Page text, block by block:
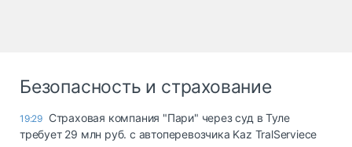
Безопасность и страхование
19:29 Страховая компания "Пари" через суд в Туле
требует 29 млн руб. с автоперевозчика Kaz TralServiece